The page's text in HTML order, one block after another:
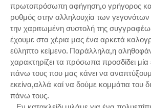
πρωτοπρόσωπη αφήγηση,ο γρήγορος
ρυθμός στην αλληλουχία των
την χαριτωμένη συστολή της
έχουμε στα χέρια μας ένα αρκετά
εύληπτο κείμενο. Παράλληλα,η
χαρακτηρίζει τα πρόσωπα προσδίδει μία
πάνω τους που μας κάνει να
εκείνα,αλλά καί να δούμε κομμάτια του
πάνω τους.